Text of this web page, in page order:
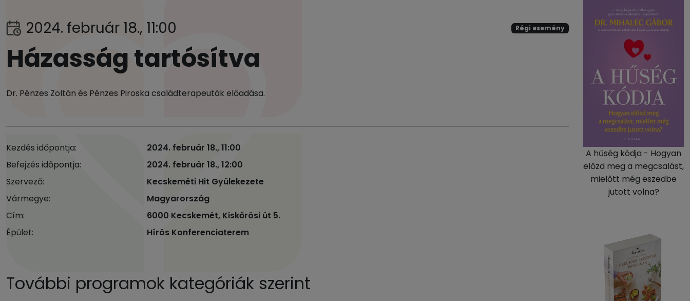
2024. február 18., 11:00 Régi esemény
Házasság tartósítva
Dr. Pénzes Zoltán és Pénzes Piroska családterapeuták előadása.
Kezdés időpontja:
2024. február 18., 11:00
Befejzés időpontja:
2024. február 18., 12:00
Szervező:
Kecskeméti Hit Gyülekezete
Vármegye:
Magyarország
Cím:
6000 Kecskemét, Kiskőrösi út 5.
Épület:
Hírös Konferenciaterem
További programok kategóriák szerint
A hűség kódja - Hogyan
előzd meg a megcsalást,
mielőtt még eszedbe
jutott volna?